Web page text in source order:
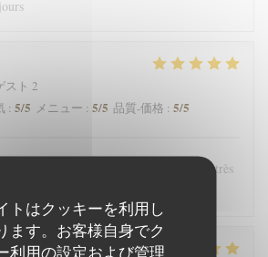
トはクッキーを利用し
ます。お客様自身でク
利用の設定および管理
スト 2
: 5/5 メニュー : 5/5 品質-価格 : 5/5
de saison frais jolies assiettes service très